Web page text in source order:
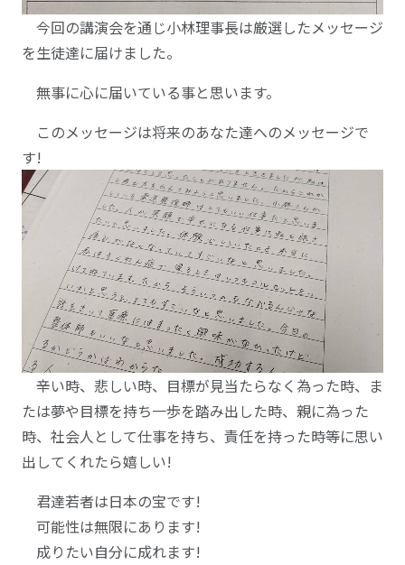
今回の講演会を通じ小林理事長は厳選したメッセージ
を生徒達に届けました。
無事に心に届いている事と思います。
このメッセージは将来のあなた達へのメッセージで
す!
辛い時、悲しい時、目標が見当たらなく為った時、ま
たは夢や目標を持ち一歩を踏み出した時、親に為った
時、社会人として仕事を持ち、責任を持った時等に思い
出してくれたら嬉しい!
君達若者は日本の宝です!
可能性は無限にあります!
成りたい自分に成れます!